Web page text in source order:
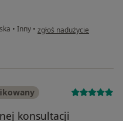
• Inny • w opinii użytkownika
zgłoś nadużycie
konsultacji